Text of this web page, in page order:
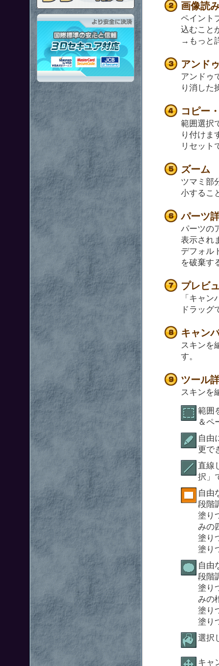
画像読
ペイント
込むこと
→もっと
アンド
アンドゥ
り消した
コピー
範囲選択
り付けま
リセット
ズーム
ツマミ部
小するこ
パーツ
パーツの
表示され
デフォル
を破棄す
プレビ
「キャ
ドラッグ
キャン
スキンを
す。
ツール
スキンを
範囲
＆ペ
自由
更で
直線
択」
自由
段階
塗り
みの
塗り
塗り
自由
段階
塗り
みの
塗り
塗り
選択
キャ
「鋼鉄戦記Ｃ２１」はより安